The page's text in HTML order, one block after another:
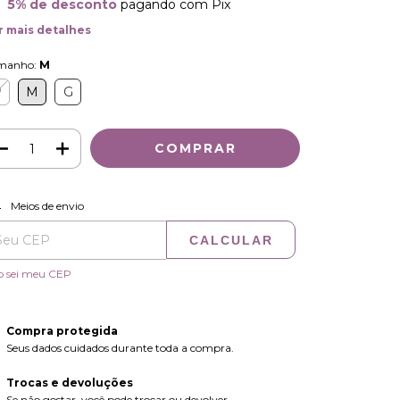
5% de descontopagando com Pix
mais detalhes
M
M G
para o CEP:
Meios de envio
CALCULAR
sei meu CEP
Compra protegida
Seus dados cuidados durante toda a compra.
Trocas e devoluções